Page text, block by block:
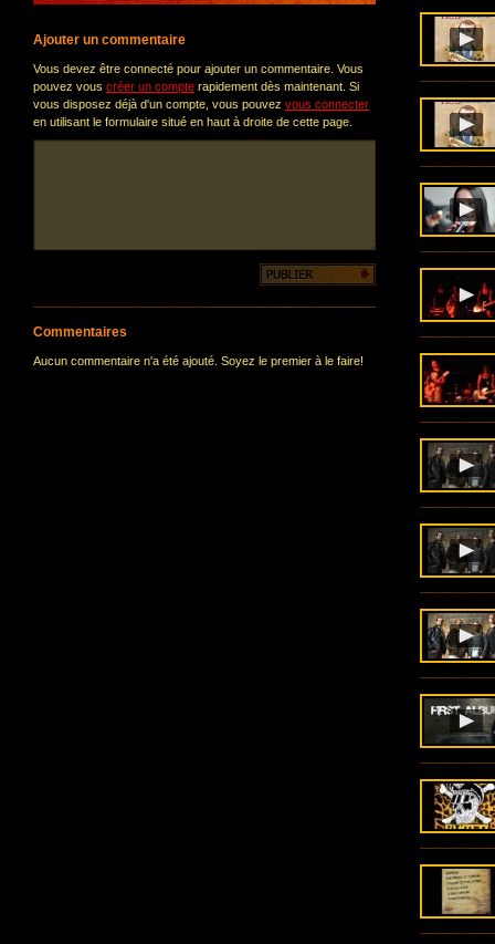
Ajouter un commentaire
Vous devez être connecté pour ajouter un commentaire. Vous
pouvez vous créer un compte rapidement dès maintenant. Si
vous disposez déjà d'un compte, vous pouvez vous connecter
en utilisant le formulaire situé en haut à droite de cette page.
Commentaires
Aucun commentaire n'a été ajouté. Soyez le premier à le faire!